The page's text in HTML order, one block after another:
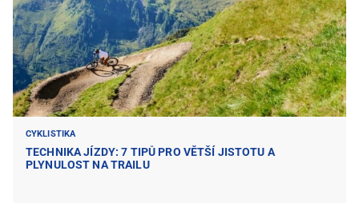
CYKLISTIKA
TECHNIKA JÍZDY: 7 TIPŮ PRO VĚTŠÍ JISTOTU A
PLYNULOST NA TRAILU